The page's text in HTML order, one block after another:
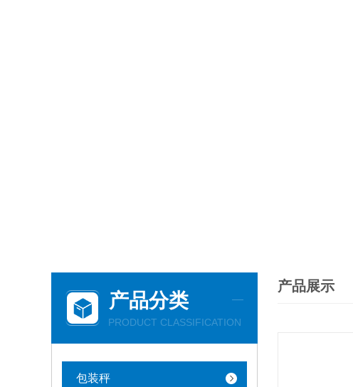
产品分类
PRODUCT CLASSIFICATION
包装秤
产品展示